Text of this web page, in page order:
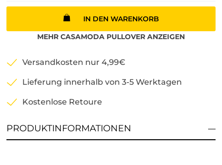
IN DEN WARENKORB
MEHR CASAMODA PULLOVER ANZEIGEN
Versandkosten nur 4,99€
Lieferung innerhalb von 3-5 Werktagen
Kostenlose Retoure
PRODUKTINFORMATIONEN